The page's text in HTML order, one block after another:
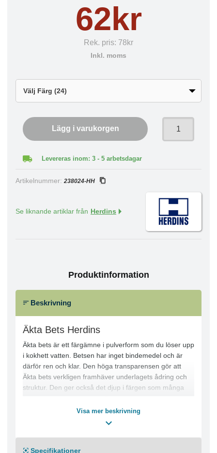
62kr
Rek. pris: 78kr
Inkl. moms
Lägg i varukorgen
Levereras inom: 3 - 5 arbetsdagar
Artikelnummer: 238024-HH
Se liknande artiklar från Herdins
Produktinformation
Beskrivning
Äkta Bets Herdins
Äkta bets är ett färgämne i pulverform som du löser upp
i kokhett vatten. Betsen har inget bindemedel och är
därför ren och klar. Den höga transparensen gör att
Äkta bets verkligen framhäver underlagets ådring och
struktur. Den ger också det djup i färgen som många
som binder färgen vid ytan som behandlas.
Eftersom Äkta bets saknar bindemedel måste
Visa mer beskrivning
Specifikationer